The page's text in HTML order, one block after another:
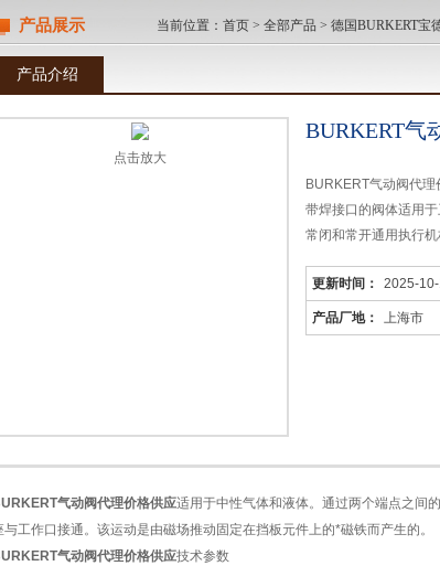
1 2
产品展示 当前位置： 首页 > 全部产品 > 德国BURKERT宝
产品介绍
点击放大
BURKERT气
BURKERT气动阀代
带焊接口的阀体适用
常闭和常开通用执行
更新时间：
2025-
产品厂地： 上海市
气动阀代理价格供应适用于中性气体和液体。通过两个端点之间
与工作口接通。该运动是由磁场推动固定在挡板元件上的*磁铁而产生的。
气动阀代理价格供应技术参数